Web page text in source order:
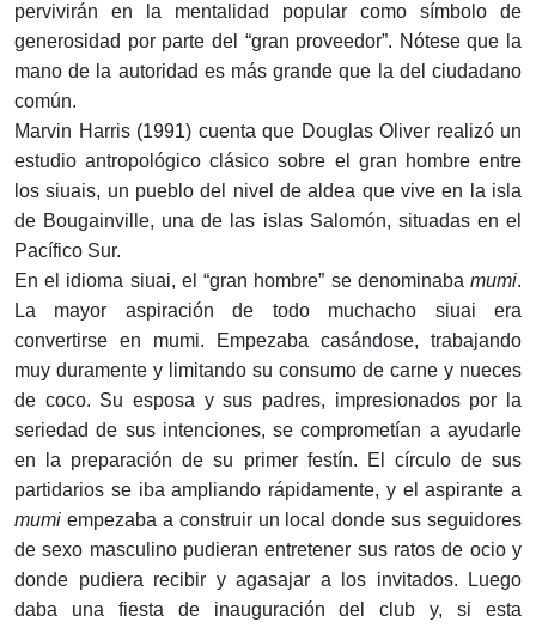
pervivirán en la mentalidad popular como símbolo de
generosidad por parte del “gran proveedor”. Nótese que la
mano de la autoridad es más grande que la del ciudadano
común.
Marvin Harris (1991) cuenta que Douglas Oliver realizó un
estudio antropológico clásico sobre el gran hombre entre
los siuais, un pueblo del nivel de aldea que vive en la isla
de Bougainville, una de las islas Salomón, situadas en el
Pacífico Sur.
En el idioma siuai, el “gran hombre” se denominaba mumi.
La mayor aspiración de todo muchacho siuai era
convertirse en mumi. Empezaba casándose, trabajando
muy duramente y limitando su consumo de carne y nueces
de coco. Su esposa y sus padres, impresionados por la
seriedad de sus intenciones, se comprometían a ayudarle
en la preparación de su primer festín. El círculo de sus
partidarios se iba ampliando rápidamente, y el aspirante a
mumi empezaba a construir un local donde sus seguidores
de sexo masculino pudieran entretener sus ratos de ocio y
donde pudiera recibir y agasajar a los invitados. Luego
daba una fiesta de inauguración del club y, si esta